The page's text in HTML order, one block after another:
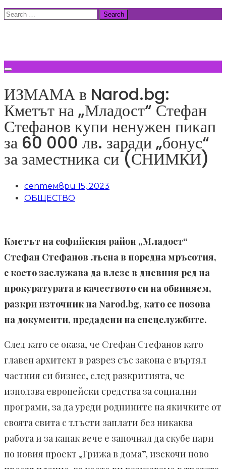
Skip
Search
ИЗМАМА в Narod.bg:
Кметът на „Младост“ Стефан
Стефанов купи ненужен пикап
за 60 000 лв. заради „бонус“
за заместника си (СНИМКИ)
септември 15, 2023
ОБЩЕСТВО
Кметът на софийския район „Младост“
Стефан Стефанов лъсна в поредна мръсотия,
с което заслужава да влезе в дневния ред на
прокуратурата в качеството си на обвиняем,
разкри източник на Narod.bg, като се позова
на документи, предадени на спецслужбите.
След като се оказа, че Стефан Стефанов като
главен архитект в разрез със закона е въртял
частния си бизнес, след разкритията, че
използва европейски средства за социални
програми, за да уреди роднините на якичките от
своята свита с тлъсти заплати без никаква
работа и за капак вече е започнал да скубе пари
по новия проект „Грижа в дома”, изскочи ново